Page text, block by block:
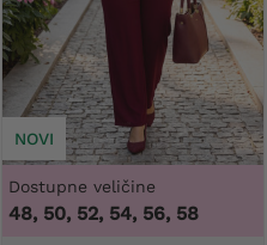
NOVI
Dostupne veličine
48, 50, 52, 54, 56, 58